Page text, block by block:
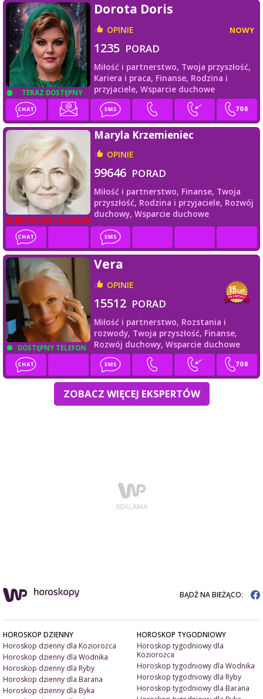
TERAZ DOSTĘPNY
Dorota Doris
OPINIE NOWY
1235 PORAD
Miłość i partnerstwo, Twoja przyszłość,
Kariera i praca, Finanse, Rodzina i
przyjaciele, Wsparcie duchowe
PROWADZI ROZMOWĘ
Maryla Krzemieniec
OPINIE
99646 PORAD
Miłość i partnerstwo, Finanse, Twoja
przyszłość, Rodzina i przyjaciele, Rozwój
duchowy, Wsparcie duchowe
DOSTĘPNY TELEFON
Vera
OPINIE
15512 PORAD
Miłość i partnerstwo, Rozstania i
rozwody, Twoja przyszłość, Finanse,
Rozwój duchowy, Wsparcie duchowe
ZOBACZ WIĘCEJ EKSPERTÓW
BĄDŹ NA BIEŻĄCO:
HOROSKOP DZIENNY
Horoskop dzienny dla Koziorożca
Horoskop dzienny dla Wodnika
Horoskop dzienny dla Ryby
Horoskop dzienny dla Barana
Horoskop dzienny dla Byka
HOROSKOP TYGODNIOWY
Horoskop tygodniowy dla
Koziorożca
Horoskop tygodniowy dla Wodnika
Horoskop tygodniowy dla Ryby
Horoskop tygodniowy dla Barana